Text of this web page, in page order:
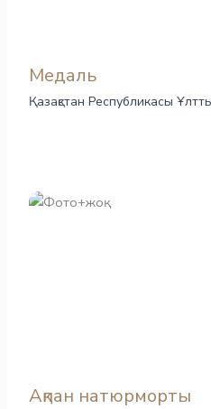
Медаль
Қазақстан Республикасы
Ақпан натюрморты